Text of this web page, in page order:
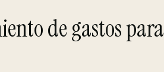
de gastos para